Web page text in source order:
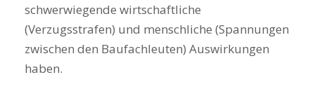
schwerwiegende wirtschaftliche
(Verzugsstrafen) und menschliche (Spannungen
zwischen den Baufachleuten) Auswirkungen
haben.